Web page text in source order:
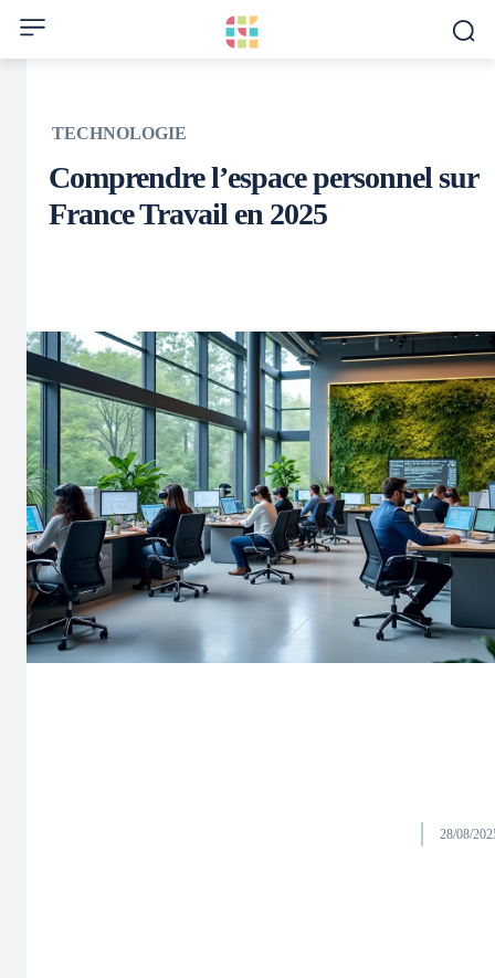
TECHNOLOGIE
Comprendre l’espace personnel sur
France Travail en 2025
28/08/